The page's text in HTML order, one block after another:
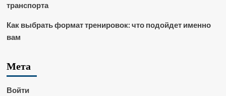
транспорта
Как выбрать формат тренировок: что подойдет именно
вам
Мета
Войти